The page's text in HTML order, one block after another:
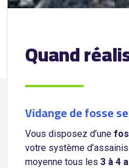
Quand
Vidange de fosse
Vous disposez d’une
votre système
moyenne tous les 3 à 4